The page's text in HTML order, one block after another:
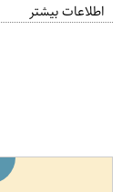
اطلاعات بیشتر